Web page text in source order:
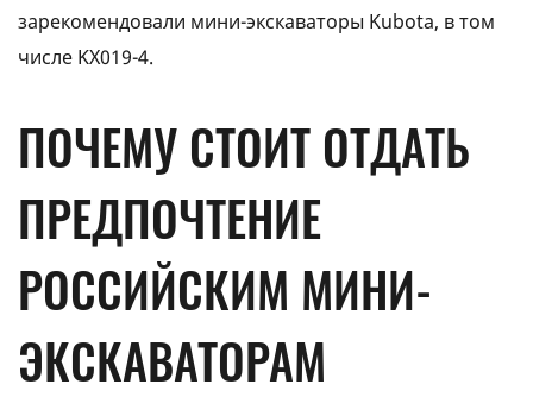
зарекомендовали мини-экскаваторы Kubota, в том
числе KX019-4.
ПОЧЕМУ СТОИТ ОТДАТЬ
ПРЕДПОЧТЕНИЕ
РОССИЙСКИМ МИНИ-
ЭКСКАВАТОРАМ